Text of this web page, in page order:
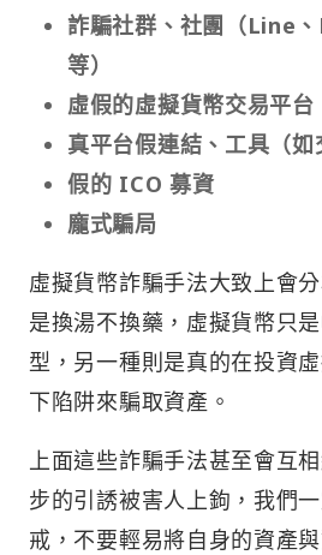
詐騙社群、社團（Line
等）
虛假的虛擬貨幣交易平台
真平台假連結、工具（如
假的 ICO 募資
龐式騙局
虛擬貨幣詐騙手法大致上會
是換湯不換藥，虛擬貨幣只
型，另一種則是真的在投資
下陷阱來騙取資產。
上面這些詐騙手法甚至會互
步的引誘被害人上鉤，我們
戒，不要輕易將自身的資產